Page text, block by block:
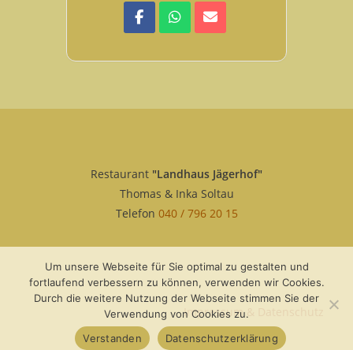
Restaurant "Landhaus Jägerhof"
Thomas & Inka Soltau
Telefon 040 / 796 20 15
Impressum & Datenschutz
Um unsere Webseite für Sie optimal zu gestalten und
fortlaufend verbessern zu können, verwenden wir Cookies.
Durch die weitere Nutzung der Webseite stimmen Sie der
Verwendung von Cookies zu.
Verstanden
Datenschutzerklärung